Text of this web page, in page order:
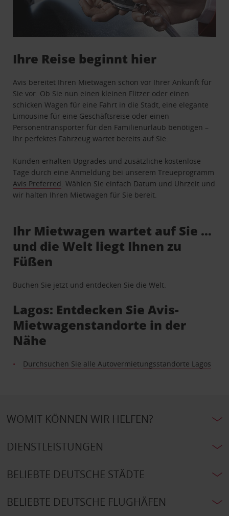
Ihre Reise beginnt hier
Avis bereitet Ihren Mietwagen schon vor Ihrer Ankunft für
Sie vor. Ob Sie nun einen kleinen Flitzer oder einen
schicken Wagen für eine Fahrt in die Stadt, eine elegante
Limousine für eine Geschäftsreise oder einen
Personentransporter für den Familienurlaub benötigen –
Ihr perfektes Fahrzeug wartet bereits auf Sie.
Kunden erhalten Upgrades und zusätzliche kostenlose
Tage durch eine Anmeldung bei unserem Treueprogramm
Avis Preferred . Wählen Sie einfach Datum und Uhrzeit und
wir halten Ihren Mietwagen für Sie bereit.
Ihr Mietwagen wartet auf Sie …
und die Welt liegt Ihnen zu
Füßen
Buchen Sie jetzt und entdecken Sie die Welt.
Lagos: Entdecken Sie Avis-
Mietwagenstandorte in der
Nähe
Durchsuchen Sie alle Autovermietungsstandorte Lagos
WOMIT KÖNNEN WIR HELFEN?
DIENSTLEISTUNGEN
BELIEBTE DEUTSCHE STÄDTE
BELIEBTE DEUTSCHE FLUGHÄFEN